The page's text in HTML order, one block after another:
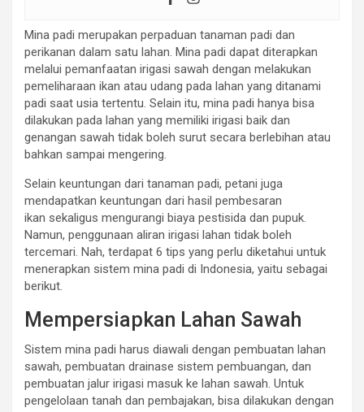
Mina padi merupakan perpaduan tanaman padi dan
perikanan dalam satu lahan. Mina padi dapat diterapkan
melalui pemanfaatan irigasi sawah dengan melakukan
pemeliharaan ikan atau udang pada lahan yang ditanami
padi saat usia tertentu. Selain itu, mina padi hanya bisa
dilakukan pada lahan yang memiliki irigasi baik dan
genangan sawah tidak boleh surut secara berlebihan atau
bahkan sampai mengering.
Selain keuntungan dari tanaman padi, petani juga
mendapatkan keuntungan dari hasil pembesaran
ikan sekaligus mengurangi biaya pestisida dan pupuk.
Namun, penggunaan aliran irigasi lahan tidak boleh
tercemari. Nah, terdapat 6 tips yang perlu diketahui untuk
menerapkan sistem mina padi di Indonesia, yaitu sebagai
berikut.
Mempersiapkan Lahan Sawah
Sistem mina padi harus diawali dengan pembuatan lahan
sawah, pembuatan drainase sistem pembuangan, dan
pembuatan jalur irigasi masuk ke lahan sawah. Untuk
pengelolaan tanah dan pembajakan, bisa dilakukan dengan